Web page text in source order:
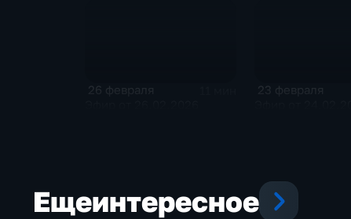
26 февраля 23 февраля
Ещеинтересное